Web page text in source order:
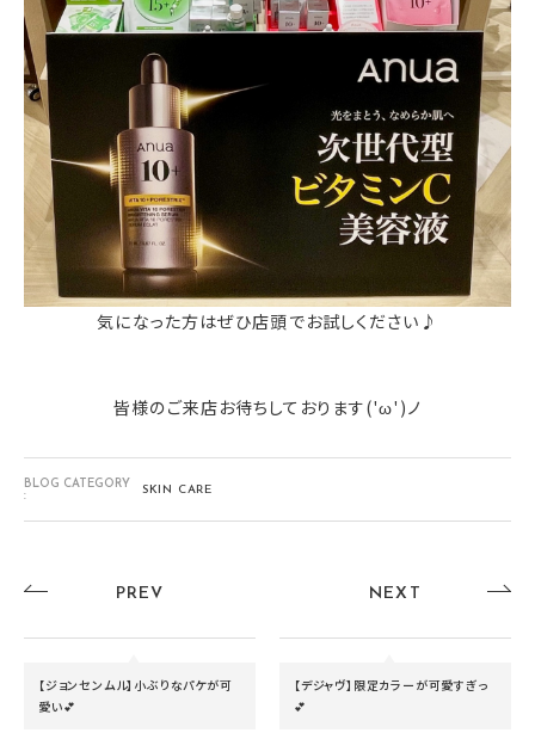
気になった方はぜひ店頭でお試しください♪
皆様のご来店お待ちしております('ω')ノ
BLOG CATEGORY
:
SKIN CARE
PREV
【ジョンセンムル】小ぶりなパケが可
愛い💕
NEXT
【デジャヴ】限定カラーが可愛すぎっ
💕